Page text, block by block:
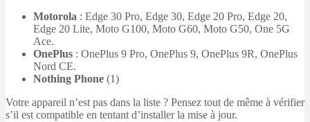
Motorola : Edge 30 Pro, Edge 30, Edge 20 Pro, Edge 20,
Edge 20 Lite, Moto G100, Moto G60, Moto G50, One 5G
Ace.
OnePlus : OnePlus 9 Pro, OnePlus 9, OnePlus 9R, OnePlus
Nord CE.
Nothing Phone (1)
Votre appareil n’est pas dans la liste ? Pensez tout de même à vérifier
s’il est compatible en tentant d’installer la mise à jour.